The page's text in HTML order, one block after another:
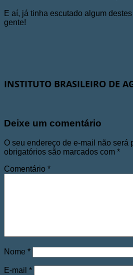
E aí, já tinha escutado algum
gente!
INSTITUTO BRASILEIRO DE
Deixe um comentário
O seu endereço de e-mail não será
obrigatórios são marcados com *
Comentário *
Nome *
E-mail *